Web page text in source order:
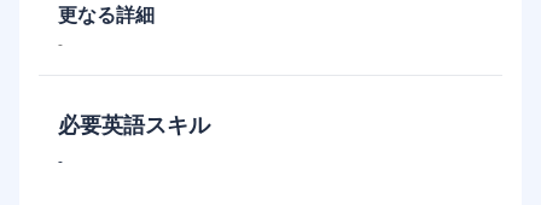
更なる詳細
-
必要英語スキル
-